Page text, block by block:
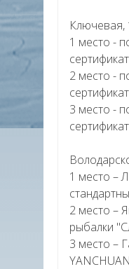
Ключевая,
1 место -
2 место -
3 место -
1 место –
2 место –
рыбалки
3 место –